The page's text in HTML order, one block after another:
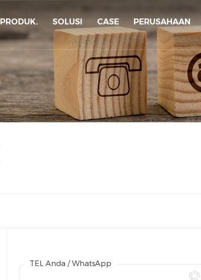
PRODUK. SOLUSI CASE PERUSAHAAN
TEL Anda / WhatsApp